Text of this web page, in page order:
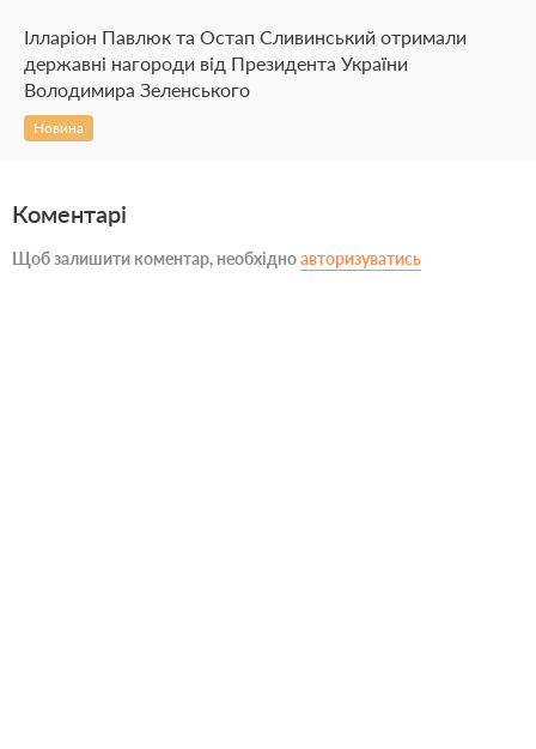
Ілларіон Павлюк та Остап Сливинський отримали
державні нагороди від Президента України
Володимира Зеленського
Новина
Коментарі
Щоб залишити коментар, необхідноавторизуватись